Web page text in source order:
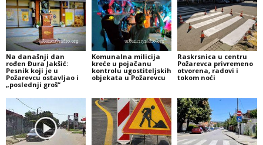
Na današnji dan
rođen Đura Jakšić:
Pesnik koji je u
Požarevcu ostavljao i
„poslednji groš“
Komunalna milicija
kreće u pojačanu
kontrolu ugostiteljskih
objekata u Požarevcu
Raskrsnica u centru
Požarevca privremeno
otvorena, radovi i
tokom noći